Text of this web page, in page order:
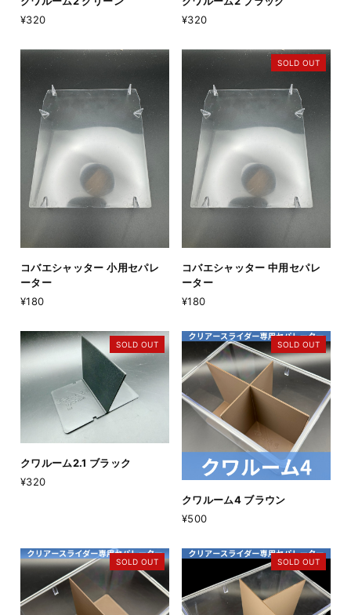
¥320
¥320
コバエシャッター 小用セパレ
ーター
¥180
SOLD OUT
コバエシャッター 中用セパレ
ーター
¥180
SOLD OUT
クワルーム2.1 ブラック
¥320
SOLD OUT
クワルーム4 ブラウン
¥500
SOLD OUT SOLD OUT